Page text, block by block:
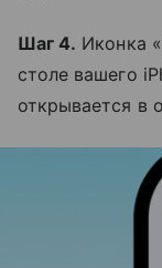
Шаг 4. Иконка
столе вашего
открывается в